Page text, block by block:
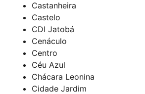
Castanheira
Castelo
CDI Jatobá
Cenáculo
Centro
Céu Azul
Chácara Leonina
Cidade Jardim